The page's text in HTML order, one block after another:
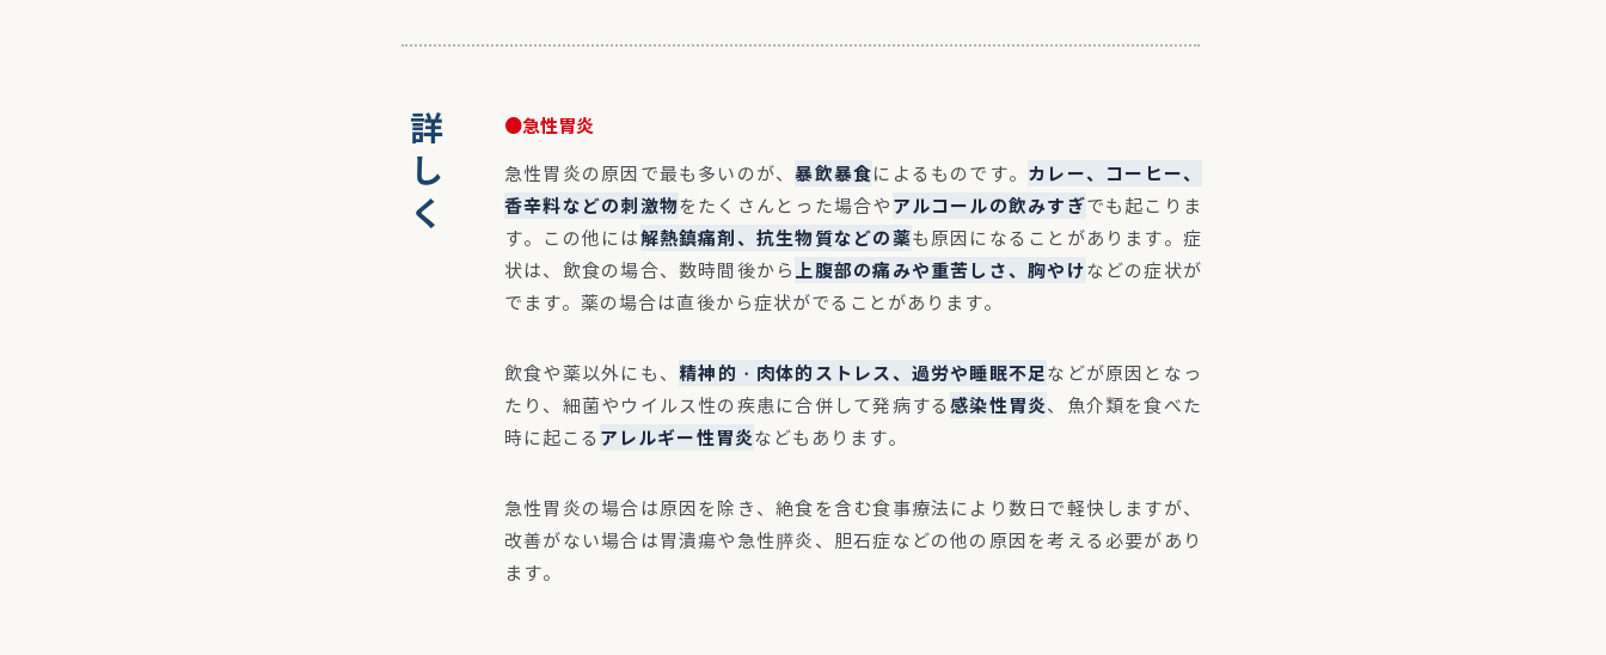
詳しく
●急性胃炎
急性胃炎の原因で最も多いのが、暴飲暴食によるものです。 カレー、コーヒー、
香辛料などの刺激物をたくさんとった場合やアルコールの飲みすぎでも起こりま
す。この他には解熱鎮痛剤、抗生物質などの薬も原因になることがあります。 症
状は、飲食の場合、数時間後から上腹部の痛みや重苦しさ、胸やけなどの症状が
でます。薬の場合は直後から症状がでることがあります。
飲食や薬以外にも、 精神的・肉体的ストレス、過労や睡眠不足などが原因となっ
たり、細菌やウイルス性の疾患に合併して発病する 感染性胃炎、魚介類を食べた
時に起こる アレルギー性胃炎などもあります。
急性胃炎の場合は原因を除き、絶食を含む食事療法により数日で軽快しますが、
改善がない場合は胃潰瘍や急性膵炎、胆石症などの他の原因を考える必要があり
ます。